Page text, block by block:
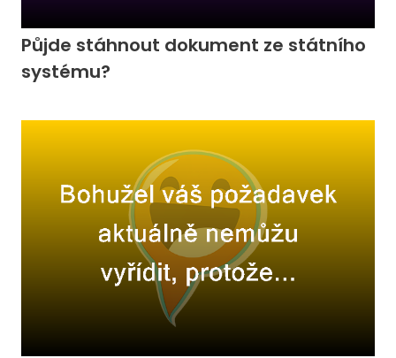
Půjde stáhnout dokument ze státního
systému?